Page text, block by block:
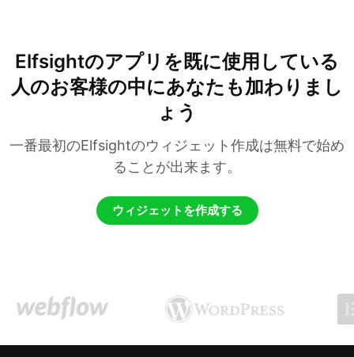
Elfsightのアプリを既に使用している
人のお客様の中にあなたも加わりまし
ょう
一番最初のElfsightのウィジェット作成は無料で始め
ることが出来ます。
ウィジェットを作成する